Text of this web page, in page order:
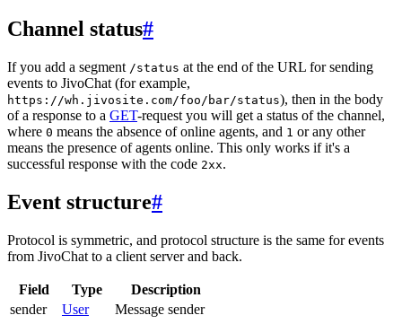
Channel status#
If you add a segment /status at the end of the URL for sending
events to JivoChat (for example,
https://wh.jivosite.com/foo/bar/status), then in the body
of a response to a GET-request you will get a status of the channel,
where 0 means the absence of online agents, and 1 or any other
means the presence of agents online. This only works if it's a
successful response with the code 2xx.
Event structure#
Protocol is symmetric, and protocol structure is the same for events
from JivoChat to a client server and back.
Field Type
Description
sender
User
Message sender